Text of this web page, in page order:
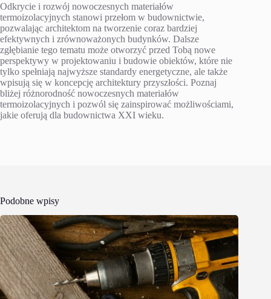
Odkrycie i rozwój nowoczesnych materiałów
termoizolacyjnych stanowi przełom w budownictwie,
pozwalając architektom na tworzenie coraz bardziej
efektywnych i zrównoważonych budynków. Dalsze
zgłębianie tego tematu może otworzyć przed Tobą nowe
perspektywy w projektowaniu i budowie obiektów, które nie
tylko spełniają najwyższe standardy energetyczne, ale także
wpisują się w koncepcję architektury przyszłości. Poznaj
bliżej różnorodność nowoczesnych materiałów
termoizolacyjnych i pozwól się zainspirować możliwościami,
jakie oferują dla budownictwa XXI wieku.
Podobne wpisy